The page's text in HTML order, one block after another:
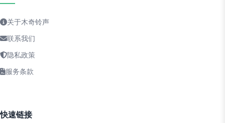
关于木奇铃声
联系我们
隐私政策
服务条款
快速链接